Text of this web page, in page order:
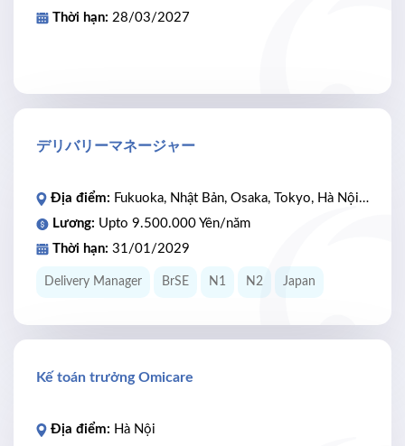
Thời hạn: 28/03/2027
デリバリーマネージャー
Địa điểm: Fukuoka, Nhật Bản, Osaka, Tokyo, Hà Nội, Hồ Chí Minh
Lương: Upto 9.500.000 Yên/năm
Thời hạn: 31/01/2029
Delivery Manager BrSE N1 N2 Japan
Kế toán trưởng Omicare
Địa điểm: Hà Nội